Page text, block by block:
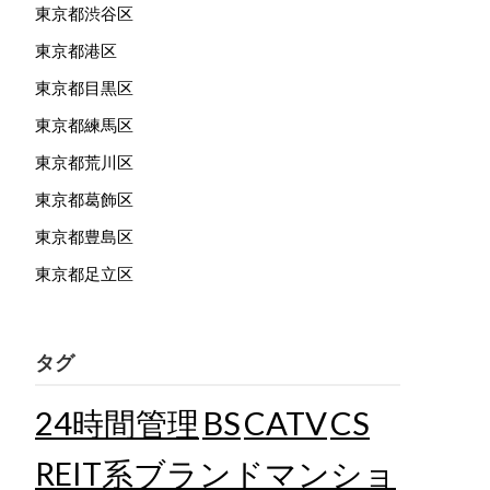
東京都渋谷区
東京都港区
東京都目黒区
東京都練馬区
東京都荒川区
東京都葛飾区
東京都豊島区
東京都足立区
タグ
24時間管理 BSCATVCS
REIT系ブランドマンショ